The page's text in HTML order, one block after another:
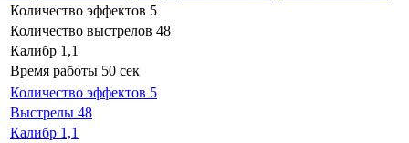
Количество эффектов 5
Количество выстрелов 48
Калибр 1,1
Время работы 50 сек
Количество эффектов 5
Выстрелы 48
Калибр 1,1